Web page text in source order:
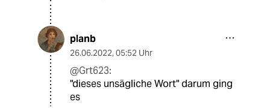
planb
26.06.2022, 05:52 Uhr
@Grt623:
"dieses unsägliche Wort" darum ging
es